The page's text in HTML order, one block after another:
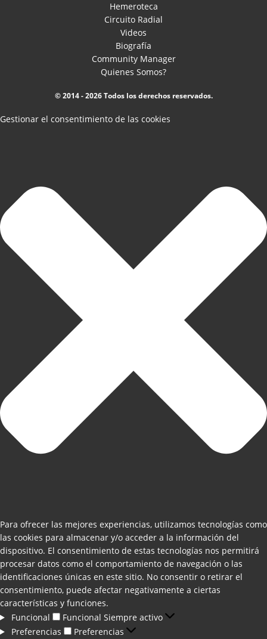
Hemeroteca
Circuito Radial
Videos
Biografía
Community Manager
Quienes Somos?
© 2014 - 2026 Todos los derechos reservados.
Gestionar el consentimiento de las cookies
Para ofrecer las mejores experiencias, utilizamos tecnologías como
las cookies para almacenar y/o acceder a la información del
dispositivo. El consentimiento de estas tecnologías nos permitirá
procesar datos como el comportamiento de navegación o las
identificaciones únicas en este sitio. No consentir o retirar el
consentimiento, puede afectar negativamente a ciertas
características y funciones.
Funcional
Funcional Siempre activo
Preferencias
Preferencias